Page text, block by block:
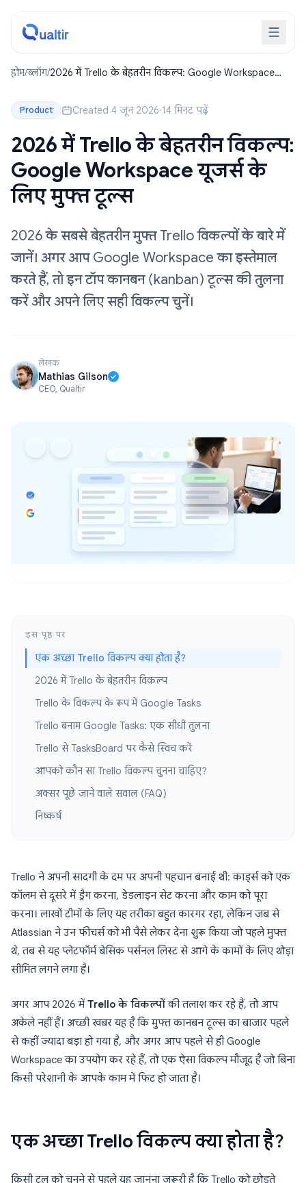
होम/ब्लॉग/2026 में Trello के बेहतरीन विकल्प: Google Workspace
Product Created 4 जून 2026·14 मिनट पढ़ें
2026 में Trello के बेहतरीन विकल्प:
Google Workspace यूजर्स के
लिए मुफ्त टूल्स
2026 के सबसे बेहतरीन मुफ्त Trello विकल्पों के बारे में
जानें। अगर आप Google Workspace का इस्तेमाल
करते हैं, तो इन टॉप कानबन (kanban) टूल्स की तुलना
करें और अपने लिए सही विकल्प चुनें।
लेखक
Mathias Gilson
CEO, Qualtir
इस पृष्ठ पर
एक अच्छा Trello विकल्प क्या होता है?
2026 में Trello के बेहतरीन विकल्प
Trello के विकल्प के रूप में Google Tasks
Trello बनाम Google Tasks: एक सीधी तुलना
Trello से TasksBoard पर कैसे स्विच करें
आपको कौन सा Trello विकल्प चुनना चाहिए?
अक्सर पूछे जाने वाले सवाल (FAQ)
निष्कर्ष
Trello ने अपनी सादगी के दम पर अपनी पहचान बनाई थी: कार्ड्स को एक
कॉलम से दूसरे में ड्रैग करना, डेडलाइन सेट करना और काम को पूरा
करना। लाखों टीमों के लिए यह तरीका बहुत कारगर रहा, लेकिन जब से
Atlassian ने उन फीचर्स को भी पैसे लेकर देना शुरू किया जो पहले मुफ्त
थे, तब से यह प्लेटफॉर्म बेसिक पर्सनल लिस्ट से आगे के कामों के लिए थोड़ा
सीमित लगने लगा है।
अगर आप 2026 मेंTrello के विकल्पोंकी तलाश कर रहे हैं, तो आप
अकेले नहीं हैं। अच्छी खबर यह है कि मुफ्त कानबन टूल्स का बाजार पहले
से कहीं ज्यादा बड़ा हो गया है, और अगर आप पहले से ही Google
Workspace का उपयोग कर रहे हैं, तो एक ऐसा विकल्प मौजूद है जो बिना
किसी परेशानी के आपके काम में फिट हो जाता है।
एक अच्छा Trello विकल्प क्या होता है?
किसी टूल को चुनने से पहले यह जानना जरूरी है कि Trello को छोड़ते